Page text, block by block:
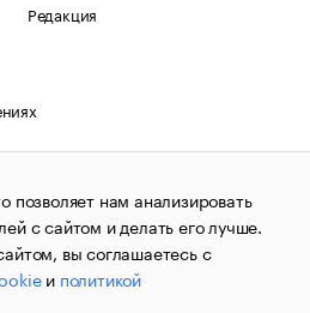
Редакция
О соблюдении авторских прав
1995–2026.Сообщения
агентства «РБК»
службой по надзору в сфере
и массовых
09.12.2015 за номером ИА
пометкой «РБК». Отдельные
нам анализировать
с сайтом и делать его лучше.
вы соглашаетесь с
и политикой